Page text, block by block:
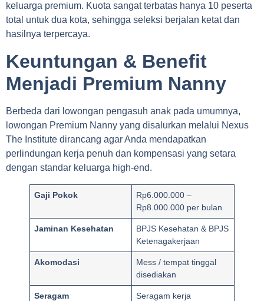
keluarga premium. Kuota sangat terbatas hanya 10 peserta
total untuk dua kota, sehingga seleksi berjalan ketat dan
hasilnya terpercaya.
Keuntungan & Benefit
Menjadi Premium Nanny
Berbeda dari lowongan pengasuh anak pada umumnya,
lowongan Premium Nanny yang disalurkan melalui Nexus
The Institute dirancang agar Anda mendapatkan
perlindungan kerja penuh dan kompensasi yang setara
dengan standar keluarga high-end.
Gaji Pokok
Rp6.000.000 –
Rp8.000.000 per bulan
Jaminan Kesehatan
BPJS Kesehatan & BPJS
Ketenagakerjaan
Akomodasi
Mess / tempat tinggal
disediakan
Seragam
Seragam kerja